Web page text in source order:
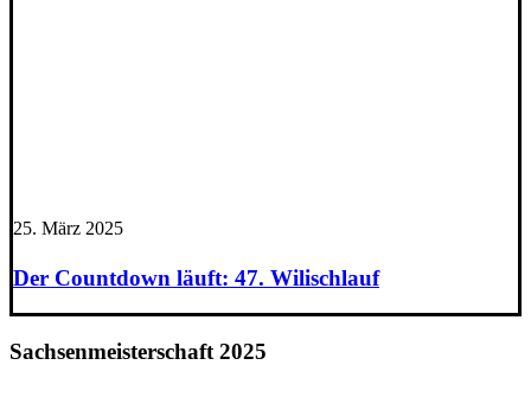
25. März 2025
Der Countdown läuft: 47. Wilischlauf
Sachsenmeisterschaft 2025